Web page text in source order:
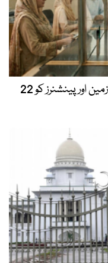
عیدالاضحیٰ کے پیشِ نظر سرکاری ملازمین اور پینشنرز کو 22